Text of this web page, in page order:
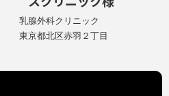
乳腺外科クリニック
東京都北区赤羽２丁目